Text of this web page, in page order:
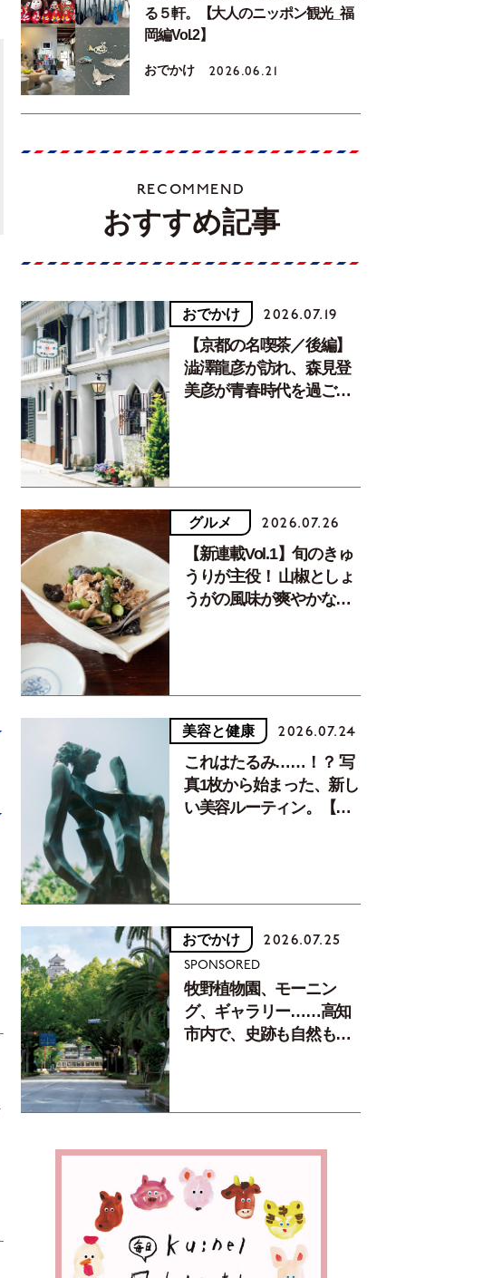
る５軒。【大人のニッポン観光_福
岡編Vol.2】
おでかけ 2026.06.21
RECOMMEND
おすすめ記事
おでかけ 2026.07.19
【京都の名喫茶／後編】
澁澤龍彦が訪れ、森見登
美彦が青春時代を過ごし
グルメ 2026.07.26
【新連載Vol.1】旬のきゅ
うりが主役！ 山椒としょ
うがの風味が爽やかな、
美容と健康 2026.07.24
これはたるみ……！？ 写
真1枚から始まった、新し
い美容ルーティン。【中
おでかけ 2026.07.25
SPONSORED
牧野植物園、モーニン
グ、ギャラリー……高知
市内で、史跡も自然もグ